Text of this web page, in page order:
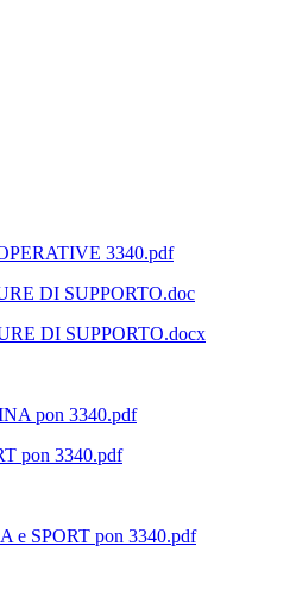
3340.pdf
DI SUPPORTO.doc
DI SUPPORTO.docx
pon 3340.pdf
pon 3340.pdf
e SPORT pon 3340.pdf